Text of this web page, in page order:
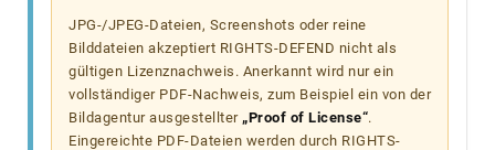
JPG-/JPEG-Dateien, Screenshots oder reine
Bilddateien akzeptiert RIGHTS-DEFEND nicht als
gültigen Lizenznachweis. Anerkannt wird nur ein
vollständiger PDF-Nachweis, zum Beispiel ein von der
Bildagentur ausgestellter „Proof of License“.
Eingereichte PDF-Dateien werden durch RIGHTS-